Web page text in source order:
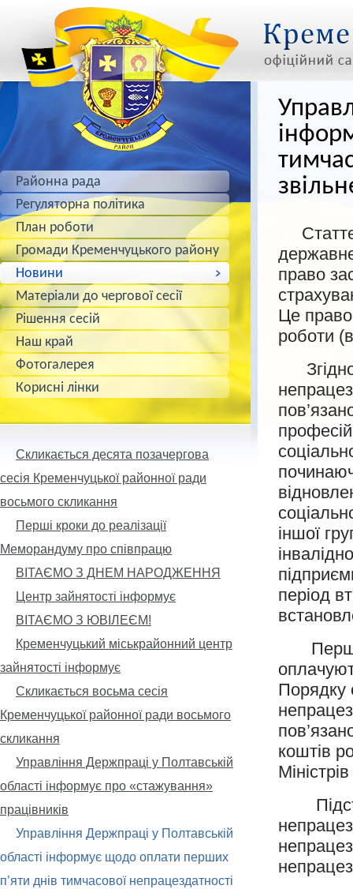
право
Це право
роботи
Згідно
іншої
період
Перші
Порядку
коштів
Районна рада
Регуляторна політика
План роботи
Громади Кременчуцького району
Новини
Матеріали до чергової сесії
Рішення сесій
Наш край
Фотогалерея
Корисні лінки
Скликається десята позачергова
сесія Кременчуцької районної ради
восьмого скликання
Перші кроки до реалізації
Меморандуму про співпрацю
ВІТАЄМО З ДНЕМ НАРОДЖЕННЯ
Центр зайнятості інформує
ВІТАЄМО З ЮВІЛЕЄМ!
Кременчуцький міськрайонний центр
зайнятості інформує
Скликається восьма сесія
Кременчуцької районної ради восьмого
скликання
Управління Держпраці у Полтавській
області інформує про «стажування»
працівників
Управління Держпраці у Полтавській
області інформує щодо оплати перших
п’яти днів тимчасової непрацездатності